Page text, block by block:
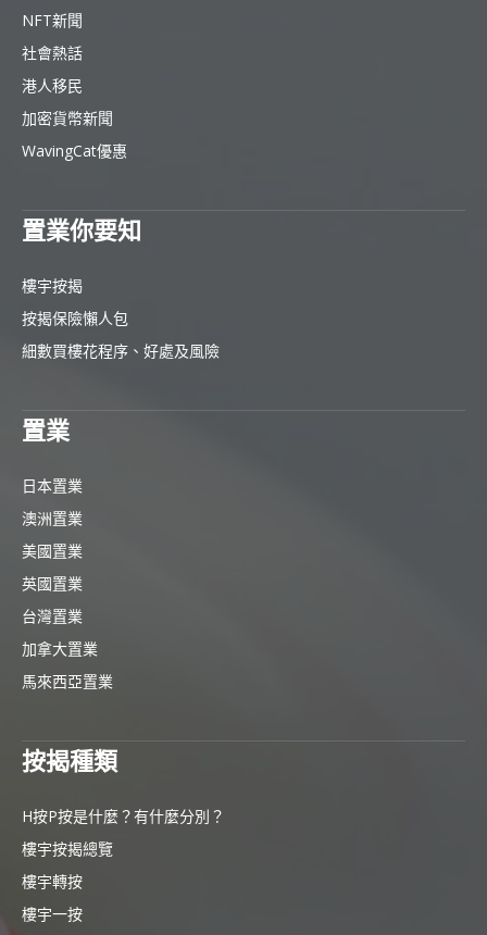
NFT新聞
社會熱話
港人移民
加密貨幣新聞
WavingCat優惠
置業你要知
樓宇按揭
按揭保險懶人包
細數買樓花程序、好處及風險
置業
日本置業
澳洲置業
美國置業
英國置業
台灣置業
加拿大置業
馬來西亞置業
按揭種類
H按P按是什麼？有什麼分別？
樓宇按揭總覽
樓宇轉按
樓宇一按